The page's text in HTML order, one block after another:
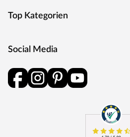
Top Kategorien
Social Media